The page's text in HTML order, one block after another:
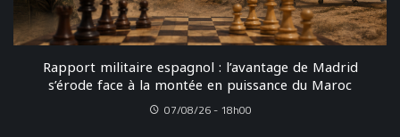
Rapport militaire espagnol : l’avantage de Madrid
s’érode face à la montée en puissance du Maroc
07/08/26 - 18h00